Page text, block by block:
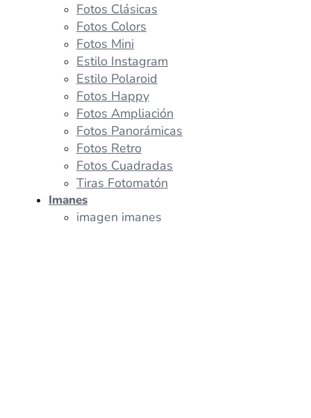
Fotos Clásicas
Fotos Colors
Fotos Mini
Estilo Instagram
Estilo Polaroid
Fotos Happy
Fotos Ampliación
Fotos Panorámicas
Fotos Retro
Fotos Cuadradas
Tiras Fotomatón
Imanes
imagen imanes